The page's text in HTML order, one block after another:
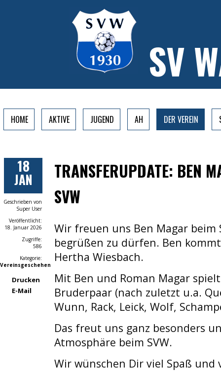
SV
HOME AKTIVE JUGEND AH DER VEREIN
18
JAN
Geschrieben von
Super User
Veröffentlicht:
18. Januar 2026
Zugriffe:
586
Kategorie:
Vereinsgeschehen
Drucken
E-Mail
TRANSFERUPDATE: BEN
SVW
Wir freuen uns Ben Magar beim
begrüßen zu dürfen. Ben
Hertha Wiesbach.
Mit Ben und Roman Magar
Bruderpaar (nach zuletzt u.a.
Wunn, Rack, Leick, Wolf,
Das freut uns ganz besonders
Atmosphäre beim SVW.
Wir wünschen Dir viel Spaß und